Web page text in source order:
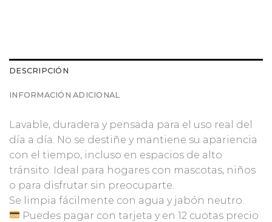
DESCRIPCIÓN
INFORMACIÓN ADICIONAL
Lavable, duradera y pensada para el uso real del
día a día. No se destiñe y mantiene su apariencia
con el tiempo, incluso en espacios de alto
tránsito. Ideal para hogares con mascotas, niños
o para disfrutar sin preocuparte.
Se limpia fácilmente con agua y jabón neutro.
Puedes pagar con tarjeta y en 12 cuotas precio